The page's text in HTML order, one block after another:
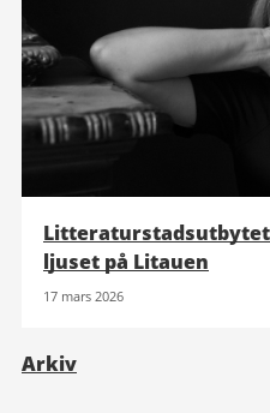
Litteraturstadsutbytet
ljuset på Litauen
17 mars 2026
Arkiv